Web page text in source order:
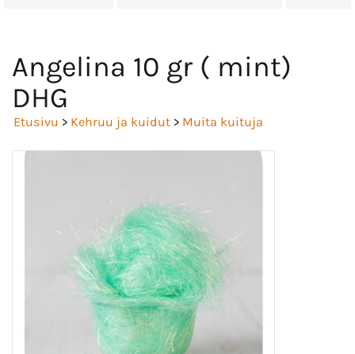
Angelina 10 gr ( mint)
DHG
Etusivu > Kehruu ja kuidut > Muita kuituja